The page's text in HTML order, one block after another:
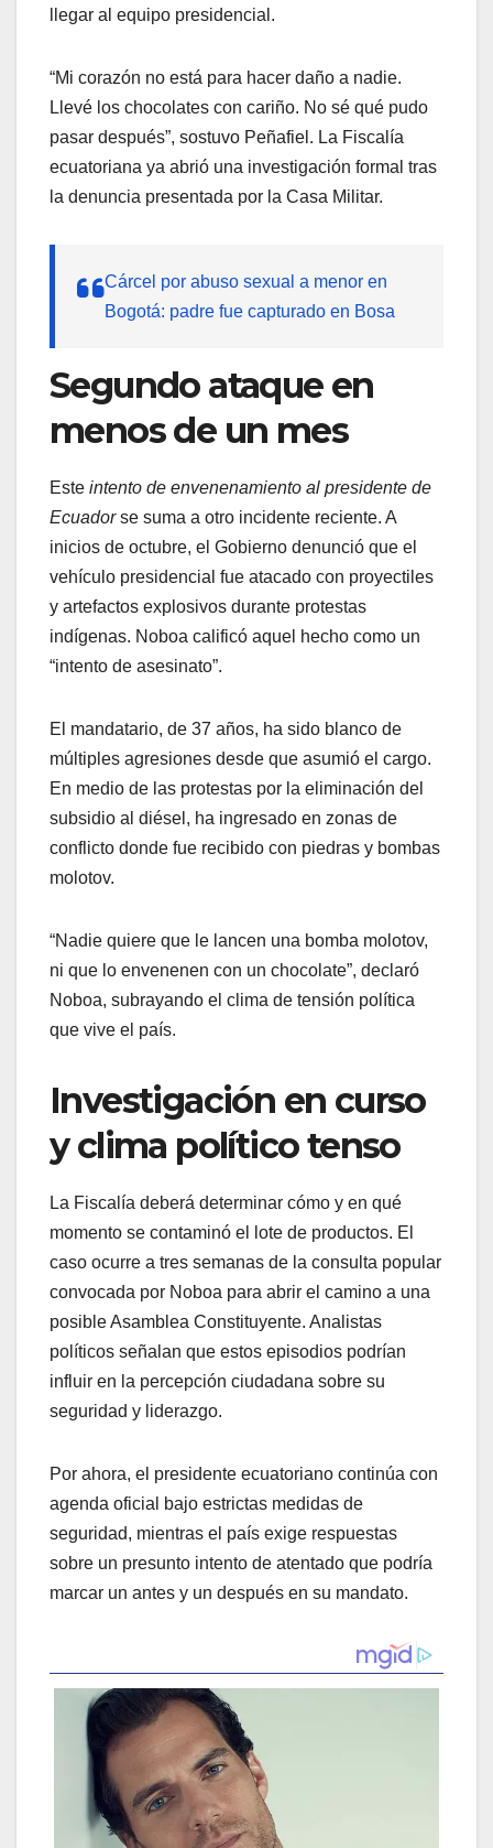
llegar al equipo presidencial.
“Mi corazón no está para hacer daño a nadie.
Llevé los chocolates con cariño. No sé qué pudo
pasar después”, sostuvo Peñafiel. La Fiscalía
ecuatoriana ya abrió una investigación formal tras
la denuncia presentada por la Casa Militar.
Cárcel por abuso sexual a menor en
Bogotá: padre fue capturado en Bosa
Segundo ataque en
menos de un mes
Este intento de envenenamiento al presidente de
Ecuadorse suma a otro incidente reciente. A
inicios de octubre, el Gobierno denunció que el
vehículo presidencial fue atacado con proyectiles
y artefactos explosivos durante protestas
indígenas. Noboa calificó aquel hecho como un
“intento de asesinato”.
El mandatario, de 37 años, ha sido blanco de
múltiples agresiones desde que asumió el cargo.
En medio de las protestas por la eliminación del
subsidio al diésel, ha ingresado en zonas de
conflicto donde fue recibido con piedras y bombas
molotov.
“Nadie quiere que le lancen una bomba molotov,
ni que lo envenenen con un chocolate”, declaró
Noboa, subrayando el clima de tensión política
que vive el país.
Investigación en curso
y clima político tenso
La Fiscalía deberá determinar cómo y en qué
momento se contaminó el lote de productos. El
caso ocurre a tres semanas de la consulta popular
convocada por Noboa para abrir el camino a una
posible Asamblea Constituyente. Analistas
políticos señalan que estos episodios podrían
influir en la percepción ciudadana sobre su
seguridad y liderazgo.
Por ahora, el presidente ecuatoriano continúa con
agenda oficial bajo estrictas medidas de
seguridad, mientras el país exige respuestas
sobre un presunto intento de atentado que podría
marcar un antes y un después en su mandato.